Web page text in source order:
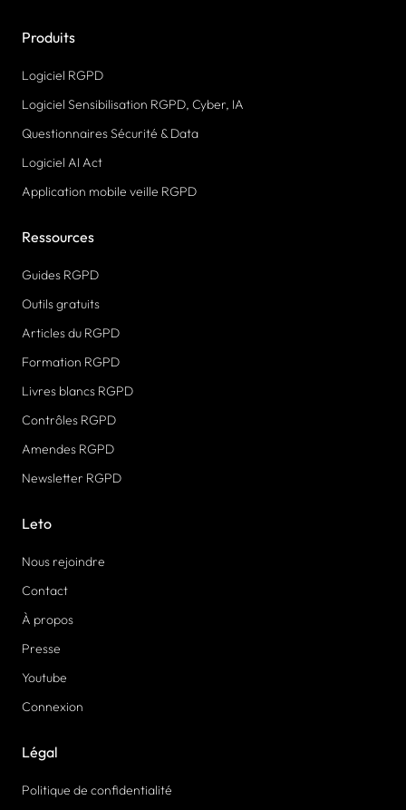
Produits
Logiciel RGPD
Logiciel Sensibilisation RGPD, Cyber, IA
Questionnaires Sécurité & Data
Logiciel AI Act
Application mobile veille RGPD
Ressources
Guides RGPD
Outils gratuits
Articles du RGPD
Formation RGPD
Livres blancs RGPD
Contrôles RGPD
Amendes RGPD
Newsletter RGPD
Leto
Nous rejoindre
Contact
À propos
Presse
Youtube
Connexion
Légal
Politique de confidentialité